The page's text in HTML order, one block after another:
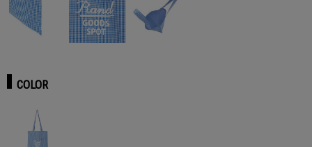
COLOR